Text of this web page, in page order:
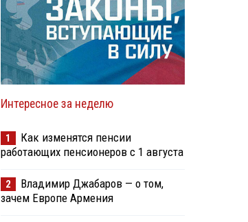
Интересное за неделю
1
Как изменятся пенсии
работающих пенсионеров с 1 августа
2
Владимир Джабаров — о том,
зачем Европе Армения